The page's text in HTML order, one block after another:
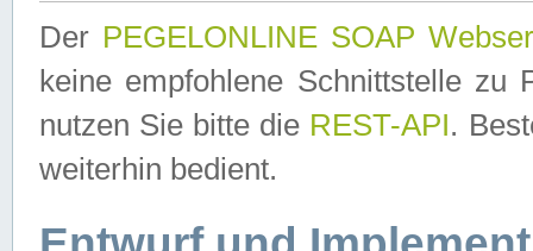
Der PEGELONLINE SOAP
keine empfohlene Schnittstelle zu
nutzen Sie bitte die REST-API.
weiterhin bedient.